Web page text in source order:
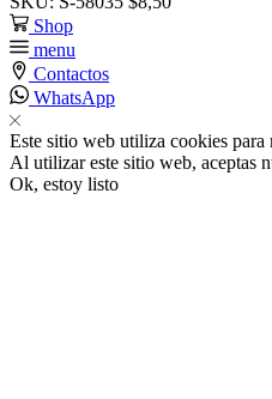
satın al
Shop
menu
Contactos
WhatsApp
Este sitio web utiliza cookies para
Al utilizar este sitio web, aceptas
Ok, estoy listo